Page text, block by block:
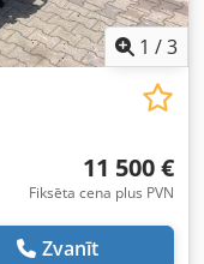
1 /3
11 500 €
Fiksēta cena plus PVN
Zvanīt